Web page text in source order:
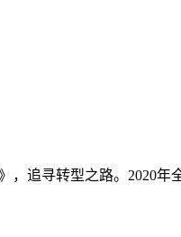
，追寻转型之路。2020